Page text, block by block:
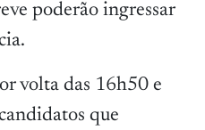
poderão ingressar
volta das 16h50 e
que